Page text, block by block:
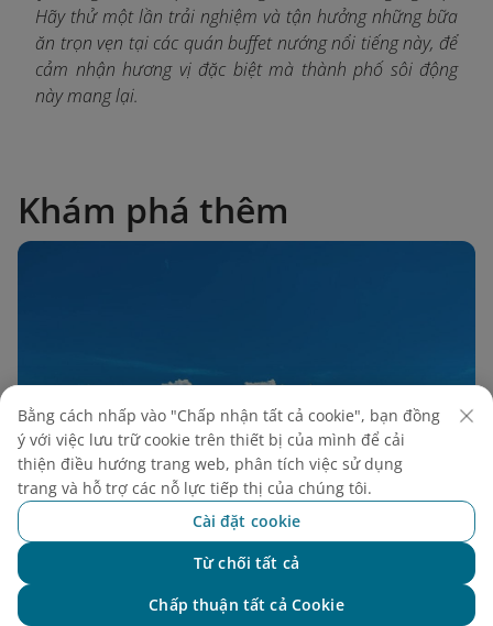
Hãy thử một lần trải nghiệm và tận hưởng những bữa
ăn trọn vẹn tại các quán buffet nướng nổi tiếng này, để
cảm nhận hương vị đặc biệt mà thành phố sôi động
này mang lại.
Khám phá thêm
Du lịch Cần Giờ: Khám phá rừng ngập mặn độc
Bằng cách nhấp vào "Chấp nhận tất cả cookie", bạn đồng
ý với việc lưu trữ cookie trên thiết bị của mình để cải
thiện điều hướng trang web, phân tích việc sử dụng
trang và hỗ trợ các nỗ lực tiếp thị của chúng tôi.
Cài đặt cookie
Từ chối tất cả
Chấp thuận tất cả Cookie